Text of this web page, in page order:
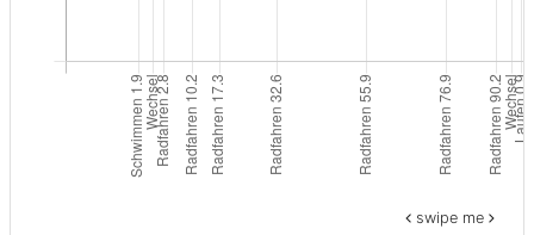
swipe me